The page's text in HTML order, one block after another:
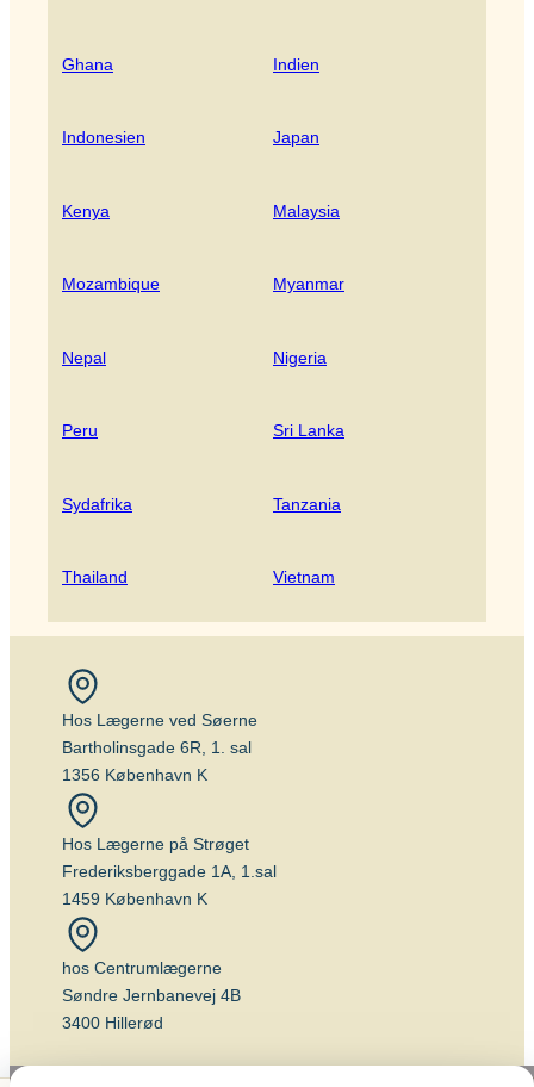
Ghana Indien
Indonesien Japan
Kenya Malaysia
Mozambique Myanmar
Nepal Nigeria
Peru Sri Lanka
Sydafrika Tanzania
Thailand Vietnam
Hos Lægerne ved Søerne
Bartholinsgade 6R, 1. sal
1356 København K
Hos Lægerne på Strøget
Frederiksberggade 1A, 1.sal
1459 København K
hos Centrumlægerne
Søndre Jernbanevej 4B
3400 Hillerød